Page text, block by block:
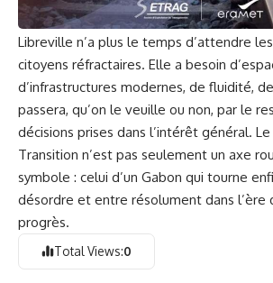
Libreville n’a plus le temps d’attendre
citoyens réfractaires. Elle a besoin
d’infrastructures modernes, de fluidité,
passera, qu’on le veuille ou non, par le
décisions prises dans l’intérêt général.
Transition n’est pas seulement un axe
symbole : celui d’un Gabon qui tourne
désordre et entre résolument dans l’ère
progrès.
Total Views:0